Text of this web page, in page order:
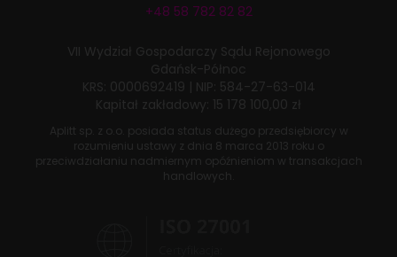
+48 58 782 82 82
VII Wydział Gospodarczy Sądu Rejonowego
Gdańsk-Północ
KRS: 0000692419 | NIP: 584-27-63-014
Kapitał zakładowy: 15 178 100,00 zł
Aplitt sp. z o.o. posiada status dużego przedsiębiorcy w
rozumieniu ustawy z dnia 8 marca 2013 roku o
przeciwdziałaniu nadmiernym opóźnieniom w transakcjach
handlowych.